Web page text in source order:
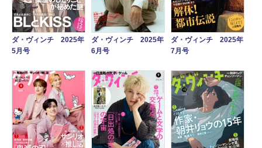
ダ・ヴィンチ 2025年
5月号
ダ・ヴィンチ 2025年
6月号
ダ・ヴィンチ 2025年
7月号